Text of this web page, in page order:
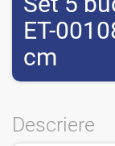
ET-
cm
Descriere